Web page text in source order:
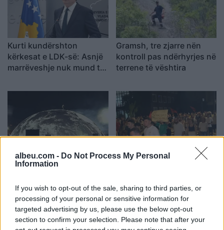
albeu.com - Do Not Process My Personal
Information
If you wish to opt-out of the sale, sharing to third parties, or
processing of your personal or sensitive information for
targeted advertising by us, please use the below opt-out
section to confirm your selection. Please note that after your
Kurti kundërshton
kërkesat e LDK-së: Asnjë
marrëveshje nuk mund të
Gramsh, tre zjarre nën
kontroll pas ndërhyrjes në
terrene të vështira
Koncerti i Kanye West
League në Kazakistan
Dita e tetë e protestës në
Lushnjen